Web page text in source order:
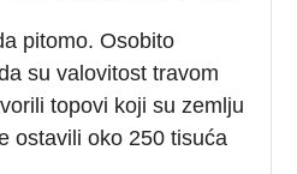
pitomo. Osobito
su valovitost travom
topovi koji su zemlju
ostavili oko 250 tisuća